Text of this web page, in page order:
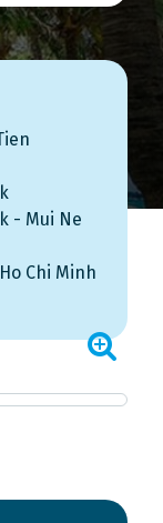
- Mui Ne
Chi Minh